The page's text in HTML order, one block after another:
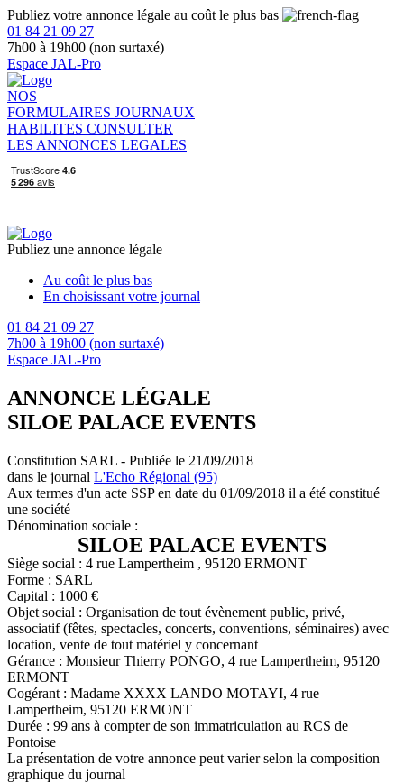
Publiez votre annonce légale au coût le plus bas
01 84 21 09 27
7h00 à 19h00 (non surtaxé)
Espace JAL-Pro
NOS
FORMULAIRES JOURNAUX
HABILITES CONSULTER
LES ANNONCES LEGALES
Publiez une annonce légale
Au coût le plus bas
En choisissant votre journal
01 84 21 09 27
7h00 à 19h00 (non surtaxé)
Espace JAL-Pro
ANNONCE LÉGALE
SILOE PALACE EVENTS
Constitution SARL - Publiée le 21/09/2018
dans le journal L'Echo Régional (95)
Aux termes d'un acte SSP en date du 01/09/2018 il a été constitué
une société
Dénomination sociale :
SILOE PALACE EVENTS
Siège social : 4 rue Lampertheim , 95120 ERMONT
Forme : SARL
Capital : 1000 €
Objet social : Organisation de tout évènement public, privé,
associatif (fêtes, spectacles, concerts, conventions, séminaires) avec
location, vente de tout matériel y concernant
Gérance : Monsieur Thierry PONGO, 4 rue Lampertheim, 95120
ERMONT
Cogérant : Madame XXXX LANDO MOTAYI, 4 rue
Lampertheim, 95120 ERMONT
Durée : 99 ans à compter de son immatriculation au RCS de
Pontoise
La présentation de votre annonce peut varier selon la composition
graphique du journal